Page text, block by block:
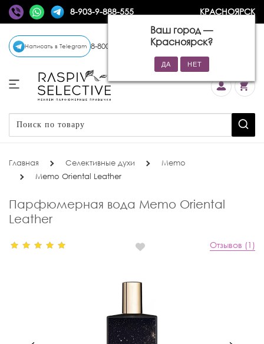
8-903-9-888-555 КРАСНОЯРСК
Ваш город —
Красноярск?
Написать в Telegram 8-800-770-72-34 (бесплатно)
Главная Селективные духи
Memo
Memo Oriental Leather
Парфюмерная вода Memo Oriental
Leather
Отзывов (1)